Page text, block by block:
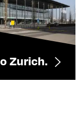
Zurich.